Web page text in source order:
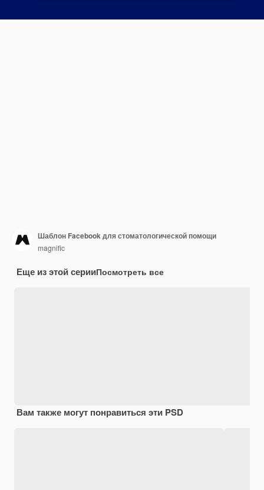
Шаблон Facebook для стоматологической помощи
magnific
Еще из этой серииПосмотреть все
Вам также могут понравиться эти PSD